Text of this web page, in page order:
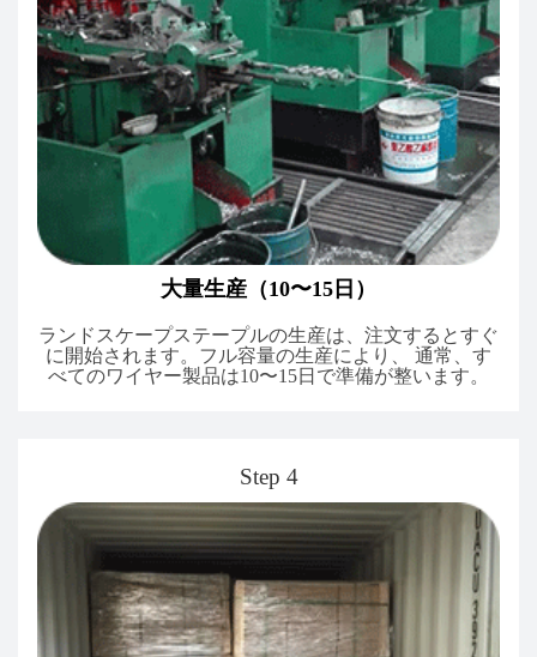
大量生産（10〜15日）
ランドスケープステープルの生産は、注文するとすぐ
に開始されます。フル容量の生産により、 通常、す
べてのワイヤー製品は10〜15日で準備が整います。
Step 4